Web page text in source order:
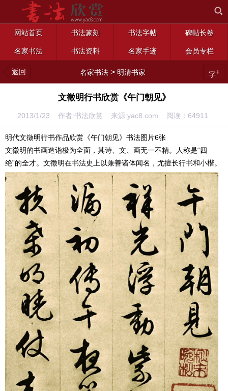
网站首页 书法篆刻 书法字帖 碑帖长卷
名家书法 书法资料 名家手迹 会员专栏
返回 名家书法 > 明清书家 字+
文徵明行书欣赏《午门朝见》
2013/1/23 作者:书法欣赏 来源:yac8.com 阅读： 64911
明代文徵明行书作品欣赏《午门朝见》书法图片6张
文徵明的书画造诣极为全面，其诗、文、画无一不精。人称是“四
绝”的全才。文徵明在书法史上以兼善诸体闻名，尤擅长行书和小楷。